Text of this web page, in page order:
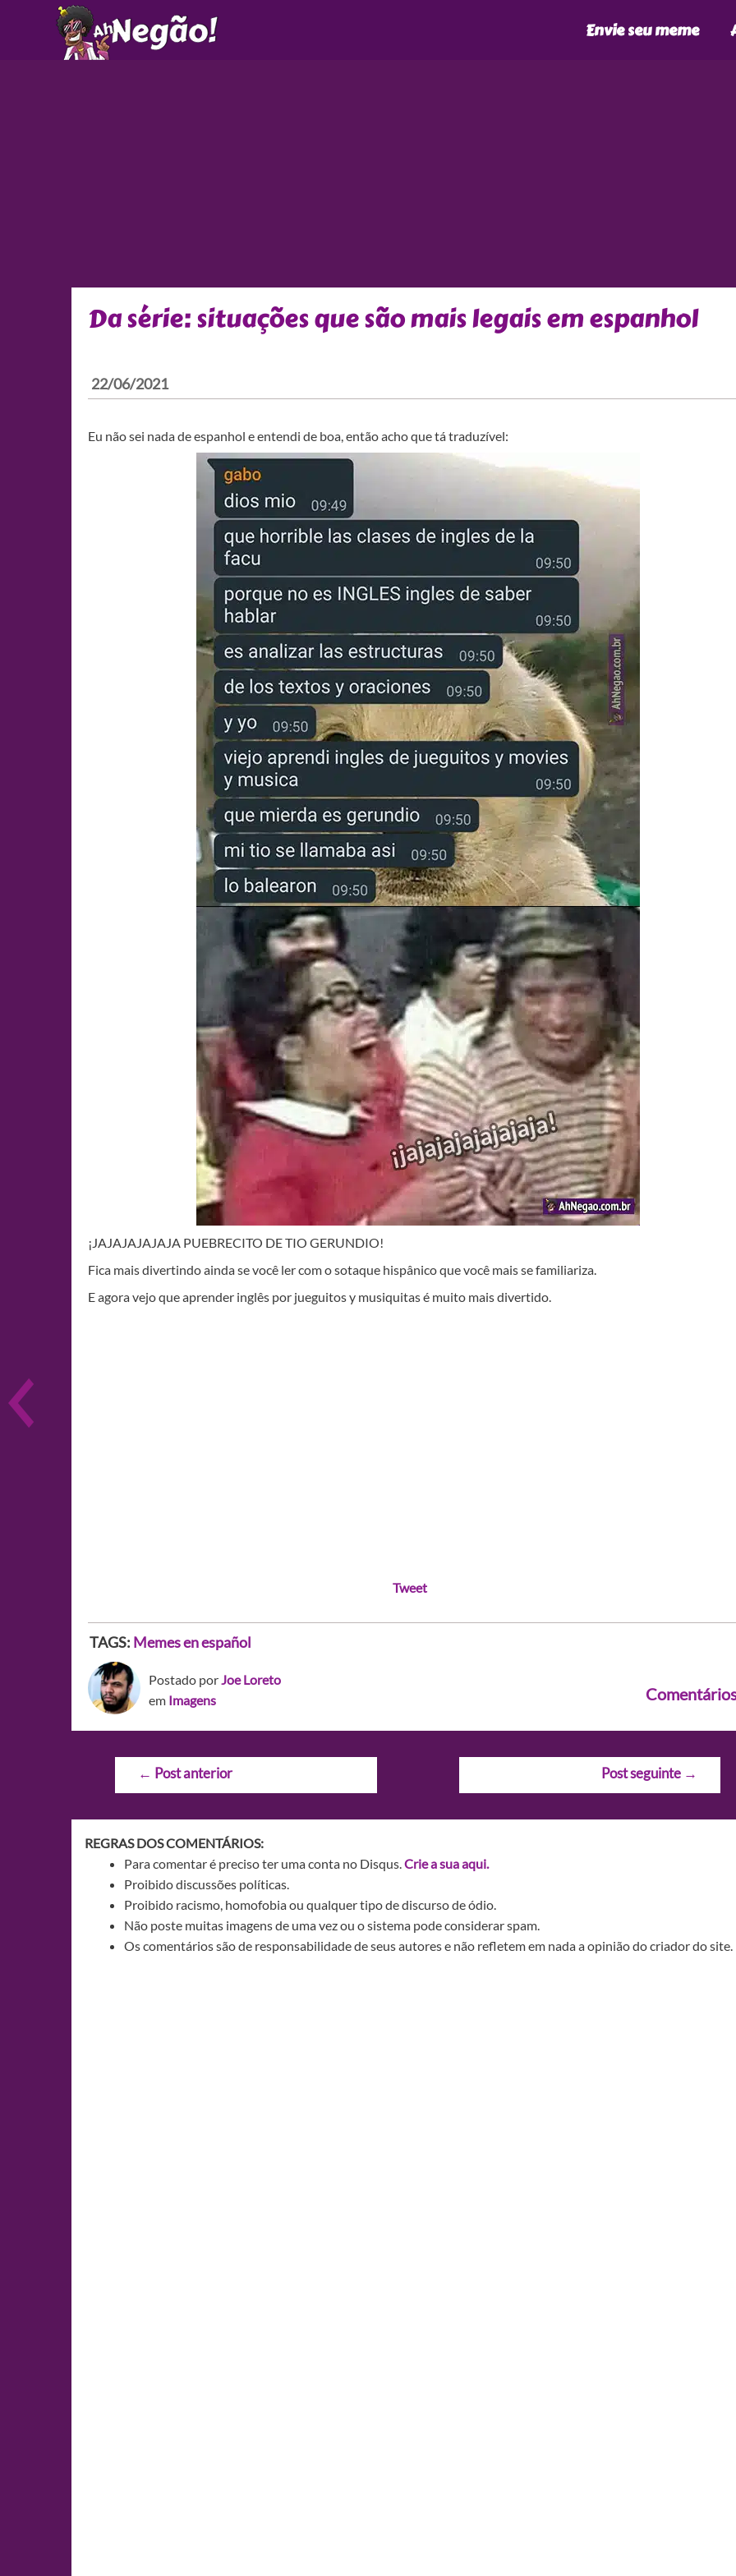
Envie seu meme
Da série: situações que são mais legais em espanhol
22/06/2021
Eu não sei nada de espanhol e entendi de boa, então acho que tá traduzível:
¡JAJAJAJAJAJA PUEBRECITO DE TIO GERUNDIO!
Fica mais divertindo ainda se você ler com o sotaque hispânico que você mais se familiariza.
E agora vejo que aprender inglês por jueguitos y musiquitas é muito mais divertido.
Tweet
TAGS: Memes en español
Postado porJoe Loreto
em Imagens
Navegação
← Post anterior Post seguinte →
REGRAS DOS COMENTÁRIOS:
Para comentar é preciso ter uma conta no Disqus.Crie a sua aqui.
Proibido discussões políticas.
Proibido racismo, homofobia ou qualquer tipo de discurso de ódio.
Não poste muitas imagens de uma vez ou o sistema pode considerar spam.
Os comentários são de responsabilidade de seus autores e não refletem em nada a opinião do criador do site.